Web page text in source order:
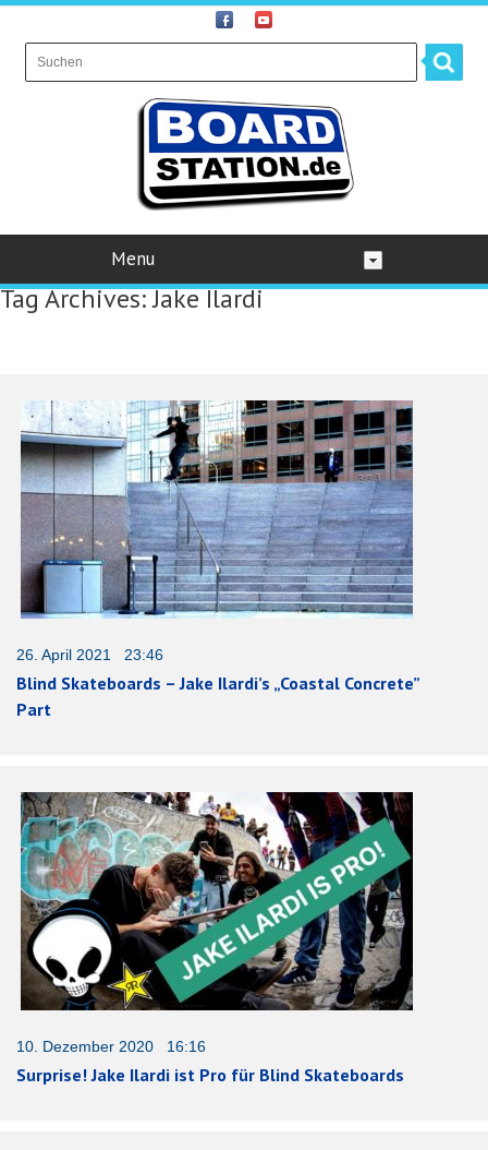
Menu
Tag Archives:Jake Ilardi
26. April 2021 23:46
Blind Skateboards – Jake Ilardi’s „Coastal Concrete”
Part
10. Dezember 2020 16:16
Surprise! Jake Ilardi ist Pro für Blind Skateboards